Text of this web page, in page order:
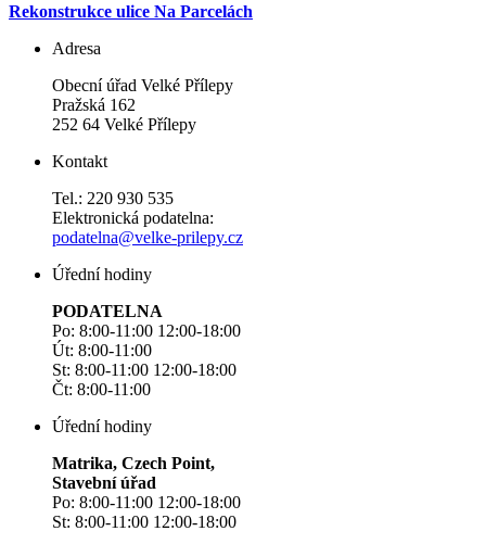
Rekonstrukce ulice Na Parcelách
Adresa
Obecní úřad Velké Přílepy
Pražská 162
252 64 Velké Přílepy
Kontakt
Tel.: 220 930 535
Elektronická podatelna:
podatelna@velke-prilepy.cz
Úřední hodiny
PODATELNA
Po: 8:00-11:00 12:00-18:00
Út: 8:00-11:00
St: 8:00-11:00 12:00-18:00
Čt: 8:00-11:00
Úřední hodiny
Matrika, Czech Point,
Stavební úřad
Po: 8:00-11:00 12:00-18:00
St: 8:00-11:00 12:00-18:00